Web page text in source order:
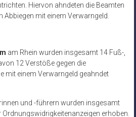
Hiervon ahndeten die Beamten
Abbiegen mit einem Verwarngeld.
am Rhein wurden insgesamt 14 Fuß-,
12 Verstöße gegen die
mit einem Verwarngeld geahndet
und -führern wurden insgesamt
erhoben.